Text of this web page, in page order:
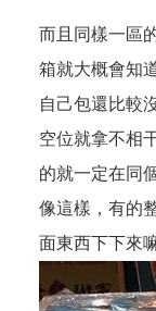
而且同樣一區
箱就大概會知
自己包還比較
空位就拿不相
的就一定在同
像這樣，有的
面東西下下來